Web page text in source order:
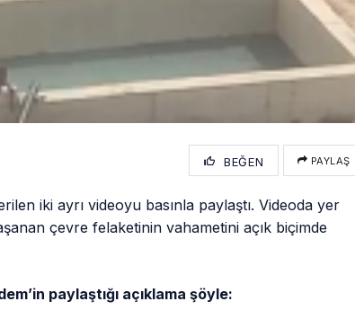
BEĞEN PAYLAŞ
iki ayrı videoyu basınla paylaştı. Videoda yer
çevre felaketinin vahametini açık biçimde
paylaştığı açıklama şöyle: